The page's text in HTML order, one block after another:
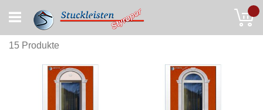
to
Content
15 Produkte